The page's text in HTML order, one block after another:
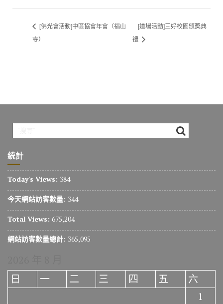
[佛光會活動]中區協會年會（福山
寺）
[道場活動]三好校園頒獎典
禮
統計
Today's Views: 384
今天網站訪客數量: 344
Total Views: 675,204
網站訪客數量總計: 365,095
日
一 二 三 四 五
六
1